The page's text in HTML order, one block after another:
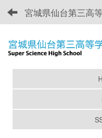
宮城県仙台第三高